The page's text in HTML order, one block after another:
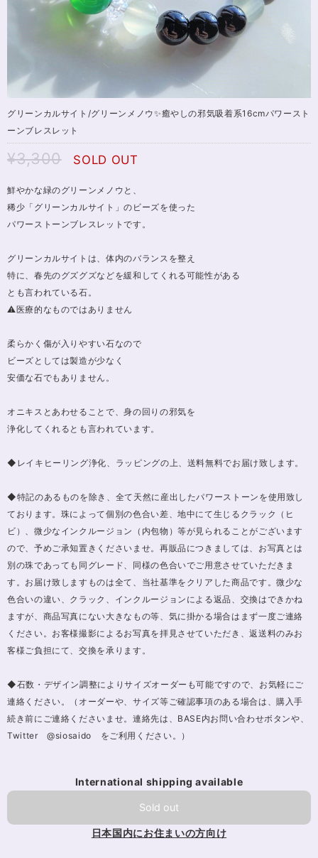
グリーンカルサイト/グリーンメノウ✨癒やしの邪気吸着系16cmパワースト
ーンブレスレット
¥3,300 SOLD OUT
鮮やかな緑のグリーンメノウと、
稀少「グリーンカルサイト」のビーズを使った
パワーストーンブレスレットです。
グリーンカルサイトは、体内のバランスを整え
特に、春先のグズグズなどを緩和してくれる可能性がある
とも言われている石。
⚠️医療的なものではありません
柔らかく傷が入りやすい石なので
ビーズとしては製造が少なく
安価な石でもありません。
オニキスとあわせることで、身の回りの邪気を
浄化してくれるとも言われています。
◆レイキヒーリング浄化、ラッピングの上、送料無料でお届け致します。
◆特記のあるものを除き、全て天然に産出したパワーストーンを使用致し
ております。珠によって個別の色合い差、地中にて生じるクラック（ヒ
ビ）、微少なインクルージョン（内包物）等が見られることがございます
ので、予めご承知置きくださいませ。再販品につきましては、お写真とは
別の珠であっても同グレード、同様の色合いでご用意させていただきま
す。お届け致しますものは全て、当社基準をクリアした商品です。微少な
色合いの違い、クラック、インクルージョンによる返品、交換はできかね
ますが、商品写真にない大きなもの等、気に掛かる場合はまず一度ご連絡
ください。お客様撮影によるお写真を拝見させていただき、返送料のみお
客様ご負担にて、交換を承ります。
◆石数・デザイン調整によりサイズオーダーも可能ですので、お気軽にご
連絡ください。（オーダーや、サイズ等ご確認事項のある場合は、購入手
続き前にご連絡くださいませ。連絡先は、BASE内お問い合わせボタンや、
Twitter @siosaido をご利用ください。）
International shipping available
Sold out
日本国内にお住まいの方向け